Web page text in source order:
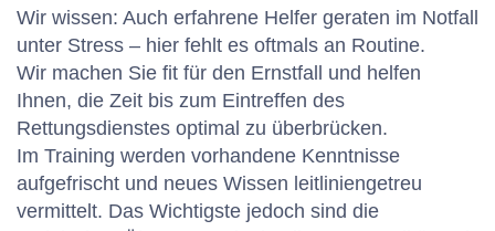
Wir wissen: Auch erfahrene Helfer geraten im Notfall
unter Stress – hier fehlt es oftmals an Routine.
Wir machen Sie fit für den Ernstfall und helfen
Ihnen, die Zeit bis zum Eintreffen des
Rettungsdienstes optimal zu überbrücken.
Im Training werden vorhandene Kenntnisse
aufgefrischt und neues Wissen leitliniengetreu
vermittelt. Das Wichtigste jedoch sind die